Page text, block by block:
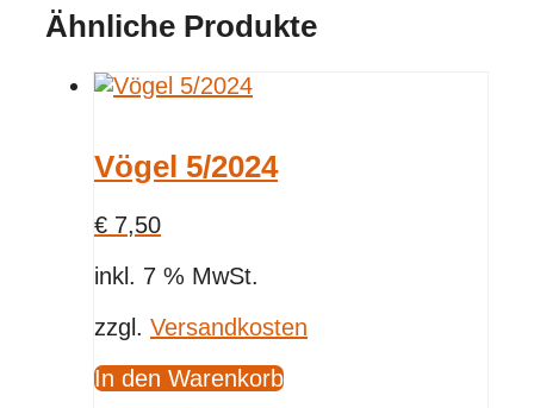
Ähnliche Produkte
Vögel 5/2024
€ 7,50
inkl. 7 % MwSt.
zzgl. Versandkosten
In den Warenkorb